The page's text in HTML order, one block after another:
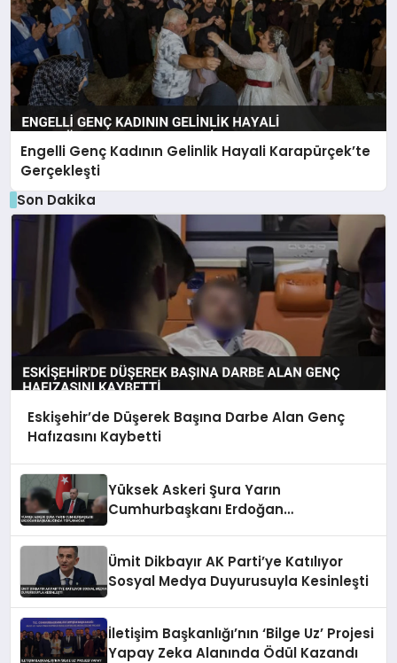
Engelli Genç Kadının Gelinlik Hayali Karapürçek’te
Gerçekleşti
Son Dakika
Eskişehir’de Düşerek Başına Darbe Alan Genç
Hafızasını Kaybetti
Yüksek Askeri Şura Yarın
Cumhurbaşkanı Erdoğan
Ümit Dikbayır AK Parti’ye Katılıyor
Sosyal Medya Duyurusuyla Kesinleşti
İletişim Başkanlığı’nın ‘Bilge Uz’ Projesi
Yapay Zeka Alanında Ödül Kazandı